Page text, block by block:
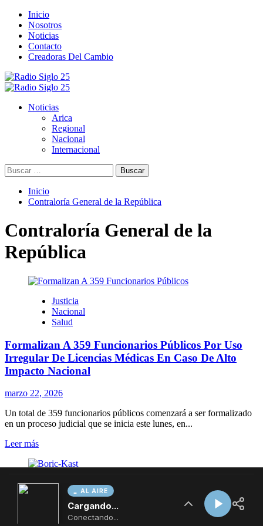
AL AIRE
Cargando...
Conectando...